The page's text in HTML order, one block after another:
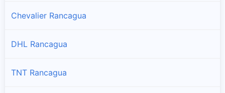
Chevalier Rancagua
DHL Rancagua
TNT Rancagua